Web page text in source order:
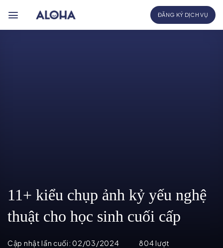
qua
ĐĂNG KÝ DỊCH VỤ
11+ kiểu chụp ảnh kỷ yếu nghệ
thuật cho học sinh cuối cấp
Cập nhật lần cuối:02/03/2024
804 lượt